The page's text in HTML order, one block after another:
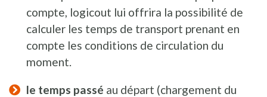
compte, logicout lui offrira la possibilité de
calculer les temps de transport prenant en
compte les conditions de circulation du
moment.
le temps passé au départ (chargement du